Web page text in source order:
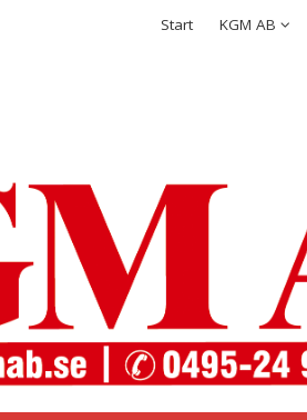
Start KGM AB
Integritetspolicy
Kom ihåg mig
Glömt ditt lösenord?
Skapa nytt konto